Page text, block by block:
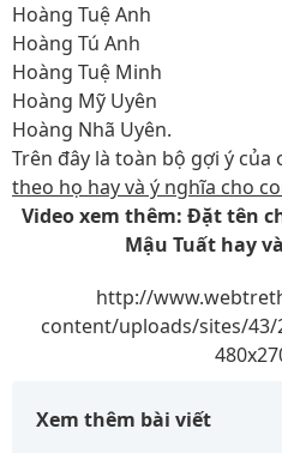
Hoàng Tuệ Anh
Hoàng Tú Anh
Hoàng Tuệ Minh
Hoàng Mỹ Uyên
Hoàng Nhã Uyên.
Trên đây là toàn bộ gợi ý của
theo họ hay và ý nghĩa cho
Video xem thêm: Đặt tên
Mậu Tuất hay
http://
content/uploads/sites/43/
Xem thêm bài viết